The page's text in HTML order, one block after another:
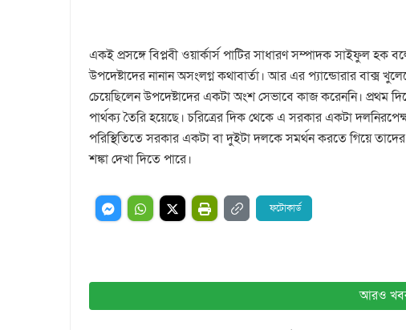
একই প্রসঙ্গে বিপ্লবী ওয়ার্কার্স পাটির সাধারণ সম্পাদক সাইফুল হক
উপদেষ্টাদের নানান অসংলগ্ন কথাবার্তা। আর এর প্যান্ডোরার বাক্স
চেয়েছিলেন উপদেষ্টাদের একটা অংশ সেভাবে কাজ করেননি। প্রথম
পার্থক্য তৈরি হয়েছে। চরিত্রের দিক থেকে এ সরকার একটা
পরিস্থিতিতে সরকার একটা বা দুইটা দলকে সমর্থন করতে গিয়ে তাদের
শঙ্কা দেখা দিতে পারে।
ফটোকার্ড
আরও